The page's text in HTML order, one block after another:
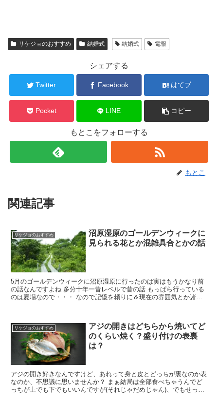
リケジョのおすすめ 結婚式 結婚式 電報
シェアする
Twitter Facebook はてブ
Pocket LINE コピー
もとこをフォローする
もとこ
関連記事
リケジョのおすすめ
沼原湿原のゴールデンウィークに
見られる花とか混雑具合とかの話
5月のゴールデンウィークに沼原湿原に行ったのは実はもうかなり前
の話なんですよね 多分十年一昔レベルで昔の話 もっぱら行っている
のは夏場なので・・・ なので記憶を頼りに＆現在の雰囲気とか諸々
リケジョのおすすめ
アジの開きはどちらから焼いてど
のくらい焼く？盛り付けの表裏
は？
アジの開き好きなんですけど、あれって身と皮とどっちが裏なのか表
なのか、不思議に思いませんか？ まぁ結局は全部食べちゃうんでど
っちが上でも下でもいいんですが(それじゃだめじゃん)、でもせっか